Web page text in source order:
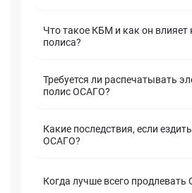
Что такое КБМ и как он влияет
полиса?
Требуется ли распечатывать
полис ОСАГО?
Какие последствия, если
ОСАГО?
Когда лучше всего продлевать